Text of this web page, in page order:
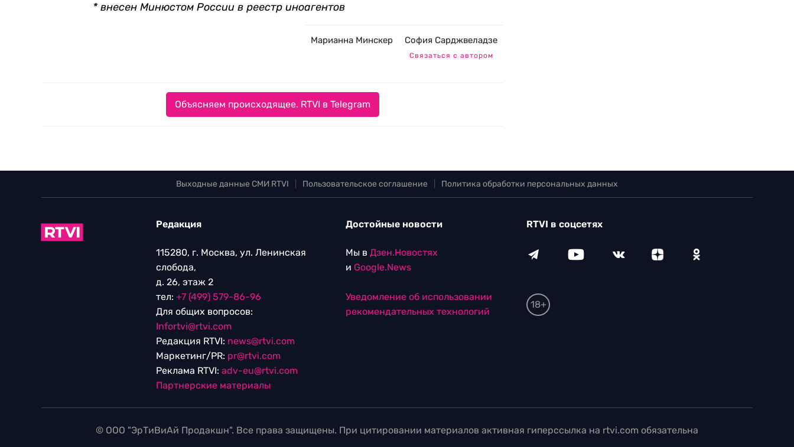
* внесен Минюстом России в реестр иноагентов
Марианна Минскер София Сарджвеладзе
Связаться с автором
Объясняем происходящее. RTVI в Telegram
Выходные данные СМИ RTVI Пользовательское соглашение Политика обработки персональных данных
Редакция
115280, г. Москва, ул. Ленинская
слобода,
д. 26, этаж 2
тел: +7 (499) 579-86-96
Для общих вопросов:
Infortvi@rtvi.com
Редакция RTVI: news@rtvi.com
Маркетинг/PR: pr@rtvi.com
Реклама RTVI: adv-eu@rtvi.com
Партнерские материалы
Достойные новости
Мы в Дзен.Новостях
и Google.News
Уведомление об использовании
рекомендательных технологий
RTVI в соцсетях
18+
© ООО "ЭрТиВиАй Продакшн". Все права защищены. При цитировании материалов активная гиперссылка на rtvi.com обязательна